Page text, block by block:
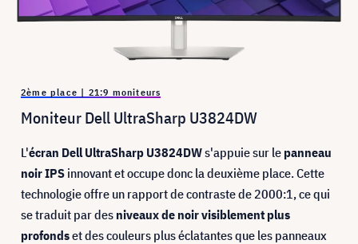
2ème place | 21:9 moniteurs
Moniteur Dell UltraSharp U3824DW
L'écran Dell UltraSharp U3824DWs'appuie sur le panneau
noir IPS innovant et occupe donc la deuxième place. Cette
technologie offre un rapport de contraste de 2000:1, ce qui
se traduit par des niveaux de noir visiblement plus
profondset des couleurs plus éclatantes que les panneaux